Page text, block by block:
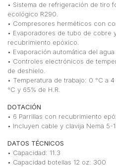
• Sistema de refrigeración de tiro
ecológico R290.
• Compresores herméticos con
• Evaporadores de tubo de cobre
recubrimiento epóxico.
• Evaporación automática del
• Controles electrónicos de
de deshielo.
• Temperatura de trabajo: 0 °C a
°C y 65% de H.R.
DOTACIÓN
• 6 Parrillas con recubrimiento
• Incluyen cable y clavija Nema 5-
DATOS TÉCNICOS
• Capacidad: 11.3
• Capacidad botellas 12 oz: 300